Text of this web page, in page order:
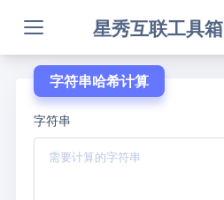
星秀互联工具箱
字符串哈希计算
字符串